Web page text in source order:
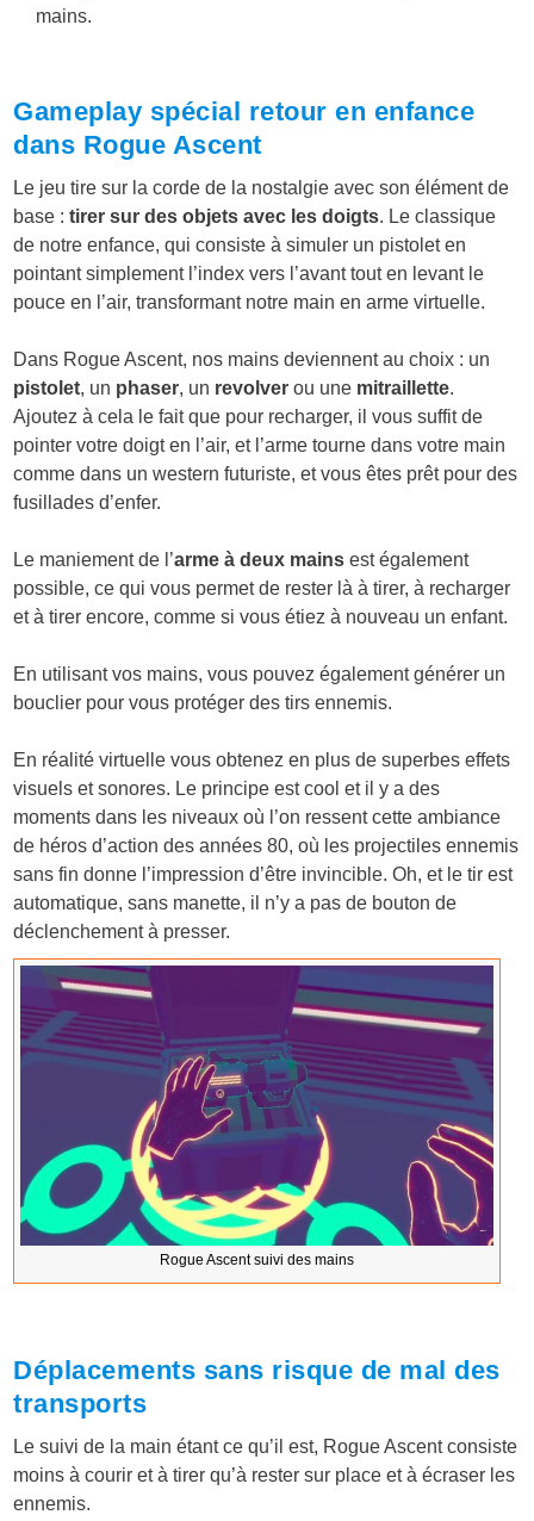
mains.
Gameplay spécial retour en enfance
dans Rogue Ascent
Le jeu tire sur la corde de la nostalgie avec son élément de
base :tirer sur des objets avec les doigts. Le classique
de notre enfance, qui consiste à simuler un pistolet en
pointant simplement l’index vers l’avant tout en levant le
pouce en l’air, transformant notre main en arme virtuelle.
Dans Rogue Ascent, nos mains deviennent au choix : un
pistolet, un phaser, un revolver ou une mitraillette.
Ajoutez à cela le fait que pour recharger, il vous suffit de
pointer votre doigt en l’air, et l’arme tourne dans votre main
comme dans un western futuriste, et vous êtes prêt pour des
fusillades d’enfer.
Le maniement de l’arme à deux mains est également
possible, ce qui vous permet de rester là à tirer, à recharger
et à tirer encore, comme si vous étiez à nouveau un enfant.
En utilisant vos mains, vous pouvez également générer un
bouclier pour vous protéger des tirs ennemis.
En réalité virtuelle vous obtenez en plus de superbes effets
visuels et sonores. Le principe est cool et il y a des
moments dans les niveaux où l’on ressent cette ambiance
de héros d’action des années 80, où les projectiles ennemis
sans fin donne l’impression d’être invincible. Oh, et le tir est
automatique, sans manette, il n’y a pas de bouton de
déclenchement à presser.
Rogue Ascent suivi des mains
Déplacements sans risque de mal des
transports
Le suivi de la main étant ce qu’il est, Rogue Ascent consiste
moins à courir et à tirer qu’à rester sur place et à écraser les
ennemis.